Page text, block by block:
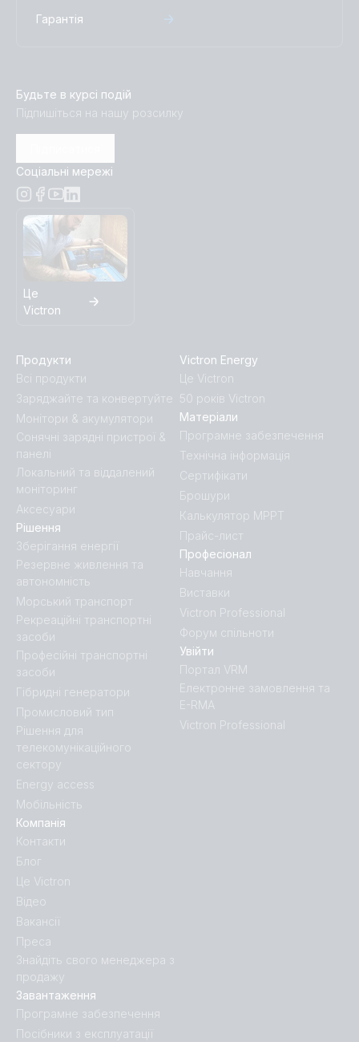
Гарантія
Будьте в курсі подій
Підпишіться на нашу розсилку
Соціальні мережі
Це
Victron
Продукти
Всі продукти
Заряджайте та конвертуйте
Монітори & акумулятори
Сонячні зарядні пристрої &
панелі
Локальний та віддалений
моніторинг
Аксесуари
Victron Energy
Це Victron
50 років Victron
Завантаження
Програмне забезпечення
Посібники з експлуатації
Рішення
Зберігання енергії
Резервне живлення та
автономність
Морський транспорт
Рекреаційні транспортні
засоби
Професійні транспортні
засоби
Гібридні генератори
Промисловий тип
Рішення для
телекомунікаційного
сектору
Energy access
Мобільність
Компанія
Контакти
Блог
Це Victron
Відео
Вакансії
Преса
Знайдіть свого менеджера з
продажу
Матеріали
Програмне забезпечення
Технічна інформація
Сертифікати
Брошури
Калькулятор MPPT
Прайс-лист
Професіонал
Навчання
Виставки
Victron Professional
Форум спільноти
Увійти
Портал VRM
Електронне замовлення та
E-RMA
Victron Professional